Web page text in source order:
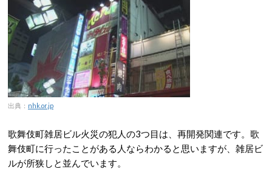
出典： nhk.or.jp
歌舞伎町雑居ビル火災の犯人の3つ目は、再開発関連です。歌
舞伎町に行ったことがある人ならわかると思いますが、雑居ビ
ルが所狭しと並んでいます。